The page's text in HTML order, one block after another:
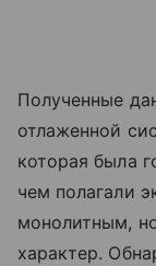
Полученные
отлаженной
которая была
чем полагали
монолитным,
характер.